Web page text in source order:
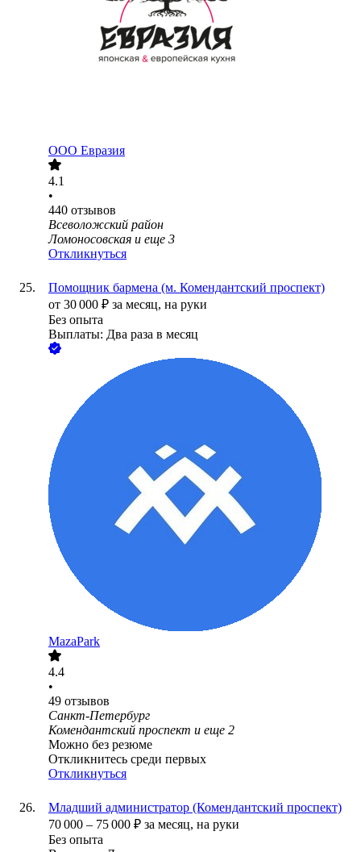
ООО Евразия
4.1
•
440 отзывов
Всеволожский район
Ломоносовская и еще 3
Откликнуться
Помощник бармена (м. Комендантский проспект)
от 30 000 ₽ за месяц, на руки
Без опыта
Выплаты: Два раза в месяц
MazaPark
4.4
•
49 отзывов
Санкт-Петербург
Комендантский проспект и еще 2
Можно без резюме
Откликнитесь среди первых
Откликнуться
Младший администратор (Комендантский проспект)
70 000 – 75 000 ₽ за месяц, на руки
Без опыта